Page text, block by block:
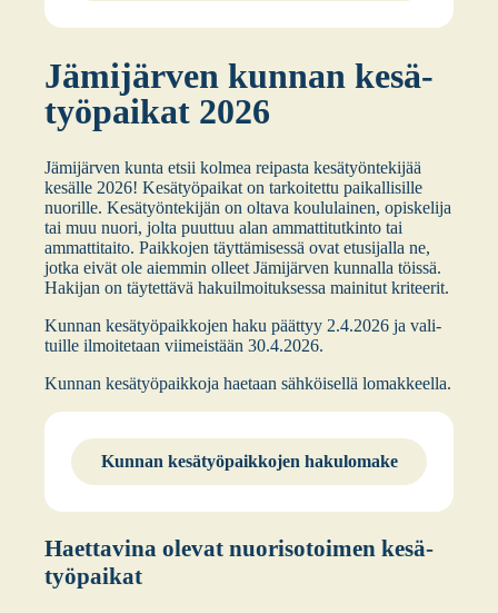
Jämi­jär­ven kun­nan kesä­
työ­pai­kat 2026
Jämi­jär­ven kun­ta etsii kol­mea rei­pas­ta kesä­työn­te­ki­jää
kesäl­le 2026! Kesä­työ­pai­kat on tar­koi­tet­tu pai­kal­li­sil­le
nuo­ril­le. Kesä­työn­te­ki­jän on olta­va kou­lu­lai­nen, opis­ke­li­ja
tai muu nuo­ri, jol­ta puut­tuu alan ammat­ti­tut­kin­to tai
ammat­ti­tai­to. Paik­ko­jen täyt­tä­mi­ses­sä ovat etusi­jal­la ne,
jot­ka eivät ole aiem­min olleet Jämi­jär­ven kun­nal­la töis­sä.
Haki­jan on täy­tet­tä­vä hakuil­moi­tuk­ses­sa mai­ni­tut kri­tee­rit.
Kun­nan kesä­työ­paik­ko­jen haku päät­tyy 2.4.2026 ja vali­
tuil­le ilmoi­te­taan vii­meis­tään 30.4.2026.
Kun­nan kesä­työ­paik­ko­ja hae­taan säh­köi­sel­lä lomak­keel­la.
Kun­nan kesä­työ­paik­ko­jen haku­lo­ma­ke
Haet­ta­vi­na ole­vat nuo­ri­so­toi­men kesä­
työ­pai­kat